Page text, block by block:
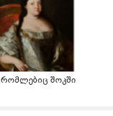
შოკში